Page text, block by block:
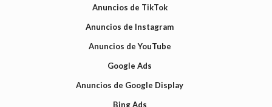
Anuncios de TikTok
Anuncios de Instagram
Anuncios de YouTube
Google Ads
Anuncios de Google Display
Bing Ads